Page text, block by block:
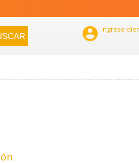
 Ingreso